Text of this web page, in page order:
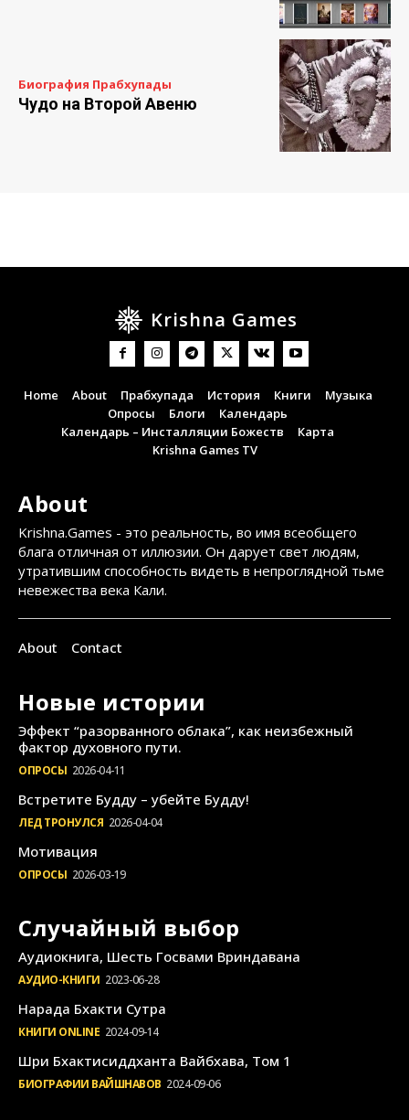
Биография Прабхупады
Чудо на Второй Авеню
Krishna Games
Home About Прабхупада История Книги
Музыка
Опросы
Блоги
Календарь
Календарь – Инсталляции Божеств
Карта
Krishna Games TV
About
Krishna.Games - это реальность, во имя всеобщего
блага отличная от иллюзии. Он дарует свет людям,
утратившим способность видеть в непроглядной тьме
невежества века Кали.
About Contact
Новые истории
Эффект “разорванного облака”, как неизбежный
фактор духовного пути.
ОПРОСЫ 2026-04-11
Встретите Будду – убейте Будду!
ЛЕД ТРОНУЛСЯ 2026-04-04
Мотивация
ОПРОСЫ 2026-03-19
Случайный выбор
Аудиокнига, Шесть Госвами Вриндавана
АУДИО-КНИГИ 2023-06-28
Нарада Бхакти Сутра
КНИГИ ONLINE 2024-09-14
Шри Бхактисиддханта Вайбхава, Том 1
БИОГРАФИИ ВАЙШНАВОВ 2024-09-06